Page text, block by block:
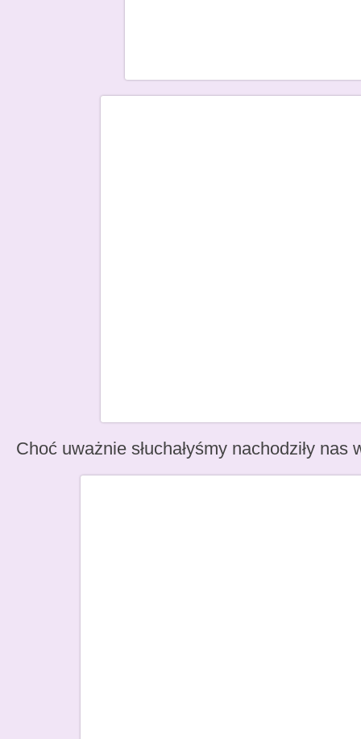
Choć uważnie słuchałyśmy nachodziły nas